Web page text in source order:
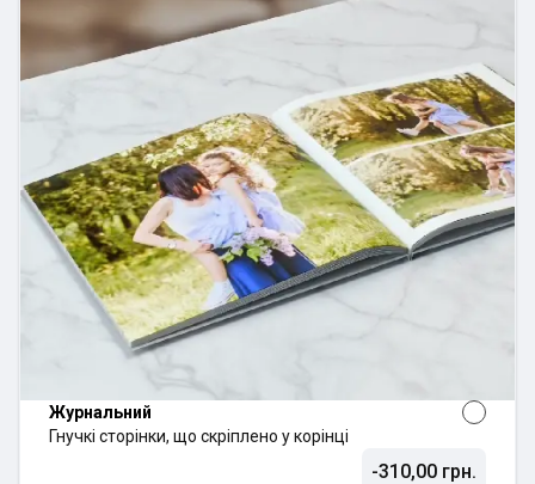
Журнальний
Гнучкі сторінки, що скріплено у корінці
-310,00 грн.